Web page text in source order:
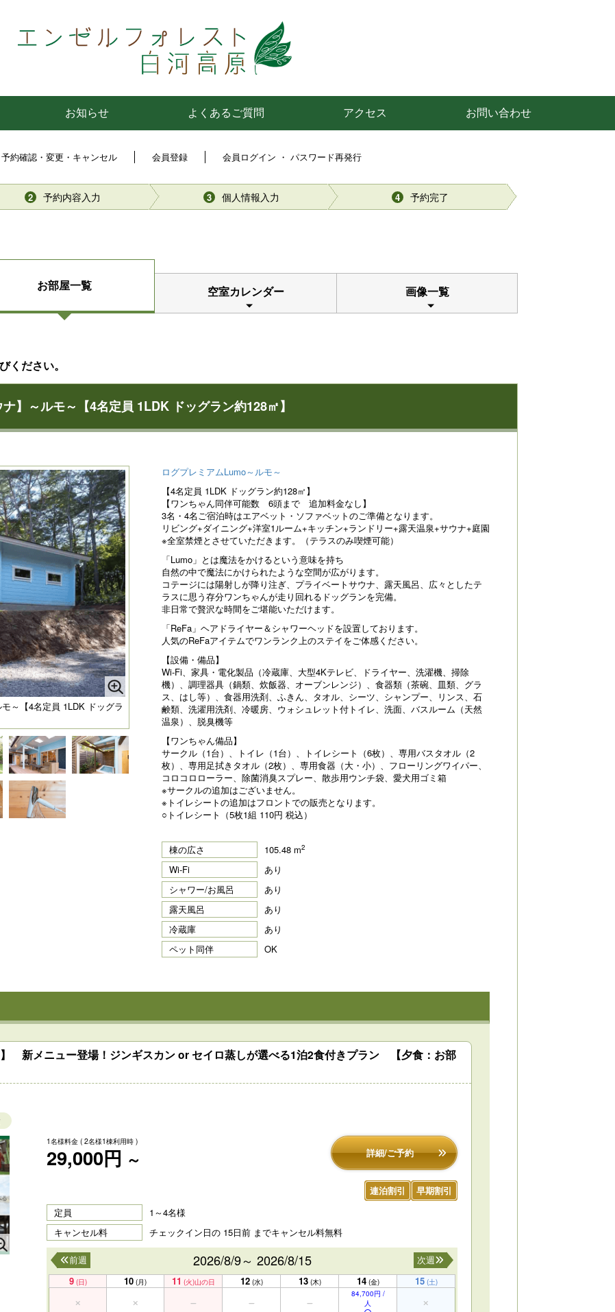
お知らせ よくあるご質問 アクセス お問い合わせ
予約確認・変更・キャンセル 会員登録 会員ログイン ・ パスワード再発行
2 予約内容入力 3 個人情報入力 4 予約完了
お部屋一覧 空室カレンダー 画像一覧
ください。
】～ルモ～【4名定員 1LDK ドッグラン約128㎡】
～【4名定員 1LDK ドッグラ
ログプレミアムLumo～ルモ～
【4名定員 1LDK ドッグラン約128㎡】
【ワンちゃん同伴可能数 6頭まで 追加料金なし】
3名・4名ご宿泊時はエアベット・ソファベットのご準備となります。
リビング+ダイニング+洋室1ルーム+キッチン+ランドリー+露天温泉+サウナ+庭園
※全室禁煙とさせていただきます。（テラスのみ喫煙可能）
「Lumo」とは魔法をかけるという意味を持ち
自然の中で魔法にかけられたような空間が広がります。
コテージには陽射しが降り注ぎ、プライベートサウナ、露天風呂、広々としたテ
ラスに思う存分ワンちゃんが走り回れるドッグランを完備。
非日常で贅沢な時間をご堪能いただけます。
「ReFa」ヘアドライヤー＆シャワーヘッドを設置しております。
人気のReFaアイテムでワンランク上のステイをご体感ください。
【設備・備品】
Wi-Fi、家具・電化製品（冷蔵庫、大型4Kテレビ、ドライヤー、洗濯機、掃除
機）、調理器具（鍋類、炊飯器、オーブンレンジ）、食器類（茶碗、皿類、グラ
ス、はし等）、食器用洗剤、ふきん、タオル、シーツ、シャンプー、リンス、石
鹸類、洗濯用洗剤、冷暖房、ウォシュレット付トイレ、洗面、バスルーム（天然
温泉）、脱臭機等
【ワンちゃん備品】
サークル（1台）、トイレ（1台）、トイレシート（6枚）、専用バスタオル（2
枚）、専用足拭きタオル（2枚）、専用食器（大・小）、フローリングワイパー、
コロコロローラー、除菌消臭スプレー、散歩用ウンチ袋、愛犬用ゴミ箱
※サークルの追加はございません。
※トイレシートの追加はフロントでの販売となります。
○トイレシート（5枚1組 110円 税込）
棟の広さ 105.48 m2
Wi-Fi
あり
シャワー/お風呂
あり
露天風呂
あり
冷蔵庫
あり
ペット同伴 OK
新メニュー登場！ジンギスカン or セイロ蒸しが選べる1泊2食付きプラン 【夕食：お部
1名様料金 ( 2名様1棟利用時 )
29,000円 ～ 詳細/ご予約
連泊割引
早期割引
定員
1～4名様
キャンセル料
チェックイン日の 15日前 までキャンセル料無料
2026/8/9～ 2026/8/15
前週
次週
9 (日) 10 (月) 11 (火)山の日 12 (水) 13 (木) 14 (金) 15 (土)
84,700円 /
人